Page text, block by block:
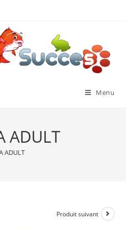
Menu
ADULT
ADULT
Produit suivant